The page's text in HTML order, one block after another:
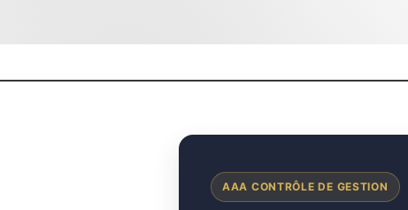
AAA CONTRÔLE DE GESTION